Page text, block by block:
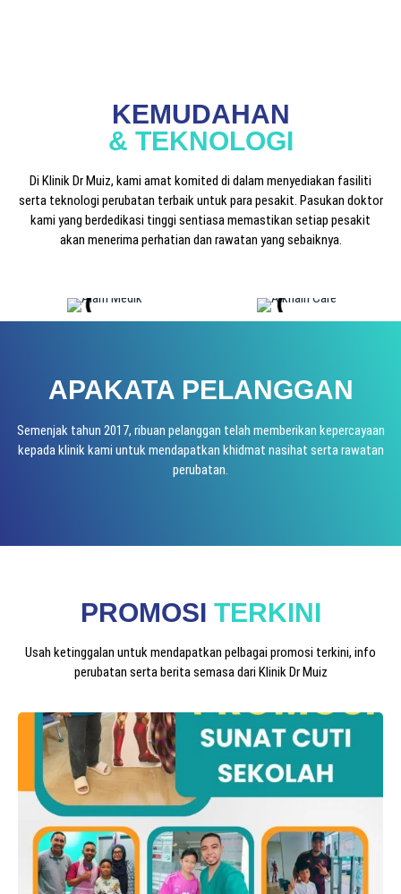
KEMUDAHAN
& TEKNOLOGI
Di Klinik Dr Muiz, kami amat komited di dalam menyediakan fasiliti
serta teknologi perubatan terbaik untuk para pesakit. Pasukan doktor
kami yang berdedikasi tinggi sentiasa memastikan setiap pesakit
akan menerima perhatian dan rawatan yang sebaiknya.
APAKATA PELANGGAN
Semenjak tahun 2017, ribuan pelanggan telah memberikan kepercayaan
kepada klinik kami untuk mendapatkan khidmat nasihat serta rawatan
perubatan.
PROMOSI TERKINI
Usah ketinggalan untuk mendapatkan pelbagai promosi terkini, info
perubatan serta berita semasa dari Klinik Dr Muiz